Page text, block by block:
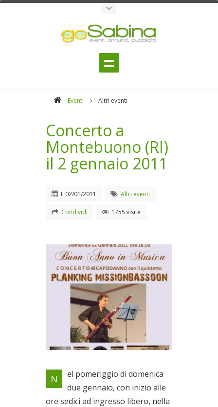
Eventi Altri eventi
Concerto a
Montebuono (RI)
il 2 gennaio 2011
Il 02/01/2011 Altri eventi
Condividi 1755 visite
Locandina evento
Il 02/01/2011
N
el pomeriggio di domenica
due gennaio, con inizio alle
ore sedici ad ingresso libero, nella